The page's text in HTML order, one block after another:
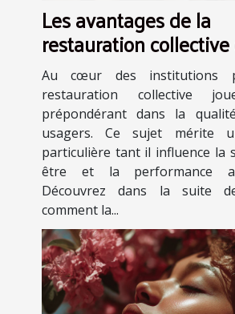
Les avantages de la
restauration
institutions publiques
Au cœur des institutions
restauration collective
prépondérant dans la
usagers. Ce sujet mérite
particulière tant il influence la
être et la performance
Découvrez dans la suite
comment la...